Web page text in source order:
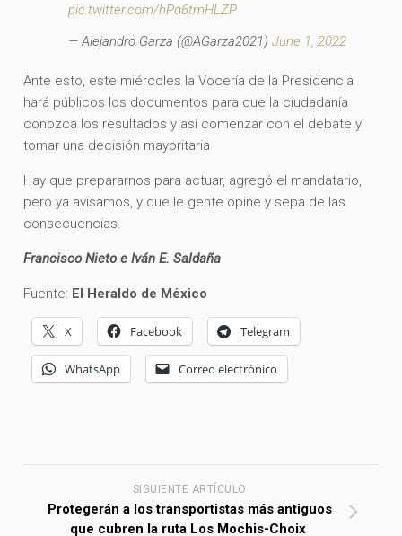
pic.twitter.com/hPq6tmHLZP
— Alejandro Garza (@AGarza2021)June 1, 2022
Ante esto, este miércoles la Vocería de la Presidencia
hará públicos los documentos para que la ciudadanía
conozca los resultados y así comenzar con el debate y
tomar una decisión mayoritaria
Hay que prepararnos para actuar, agregó el mandatario,
pero ya avisamos, y que le gente opine y sepa de las
consecuencias.
Francisco Nieto e Iván E. Saldaña
Fuente: El Heraldo de México
X Facebook Telegram
WhatsApp Correo electrónico
SIGUIENTE ARTÍCULO
Protegerán a los transportistas más antiguos
que cubren la ruta Los Mochis-Choix